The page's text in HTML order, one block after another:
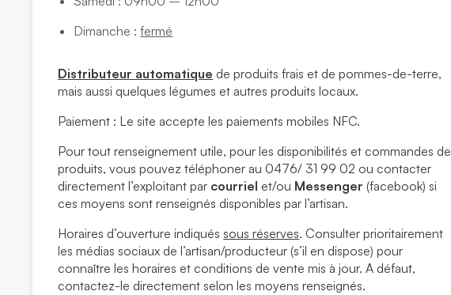
Dimanche :fermé
Distributeur automatique de produits frais et de pommes-de-terre,
mais aussi quelques légumes et autres produits locaux.
Paiement : Le site accepte les paiements mobiles NFC.
Pour tout renseignement utile, pour les disponibilités et commandes de
produits, vous pouvez téléphoner au 0476/ 31 99 02 ou contacter
directement l’exploitant par courriel et/ou Messenger (facebook) si
ces moyens sont renseignés disponibles par l’artisan.
Horaires d’ouverture indiqués sous réserves. Consulter prioritairement
les médias sociaux de l’artisan/producteur (s’il en dispose) pour
connaître les horaires et conditions de vente mis à jour. A défaut,
contactez-le directement selon les moyens renseignés.